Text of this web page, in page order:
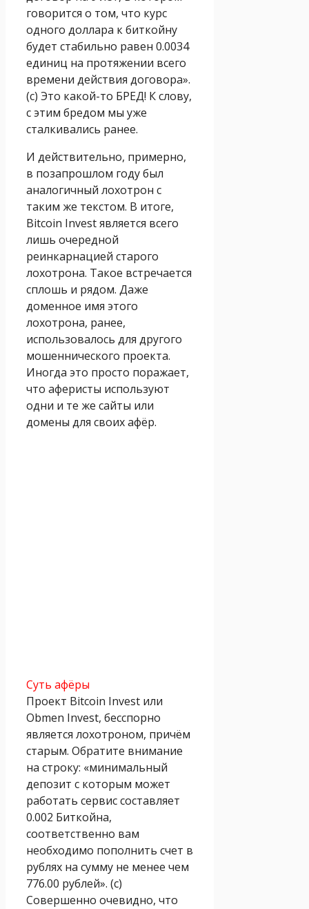
говорится о том, что курс
одного доллара к биткoйну
будет стабильно равен 0.0034
единиц на протяжении всего
времени действия договора».
(с) Это какой-то БРЕД! К слову,
с этим бредом мы уже
сталкивались ранее.
И действительно, примерно,
в позапрошлом году был
аналогичный лохотрон с
таким же текстом. В итоге,
Bitcoin Invest является всего
лишь очередной
реинкарнацией старого
лохотрона. Такое встречается
сплошь и рядом. Даже
доменное имя этого
лохотрона, ранее,
использовалось для другого
мошеннического проекта.
Иногда это просто поражает,
что аферисты используют
одни и те же сайты или
домены для своих афёр.
Суть афёры
Проект Bitcoin Invest или
Obmen Invest, бесспорно
является лохотроном, причём
старым. Обратите внимание
на строку: «минимальный
депозит с которым может
работать сервис составляет
0.002 Биткoйна,
соответственно вам
необходимо пополнить счет в
рублях на сумму не менее чем
776.00 рублей». (с)
Совершенно очевидно, что